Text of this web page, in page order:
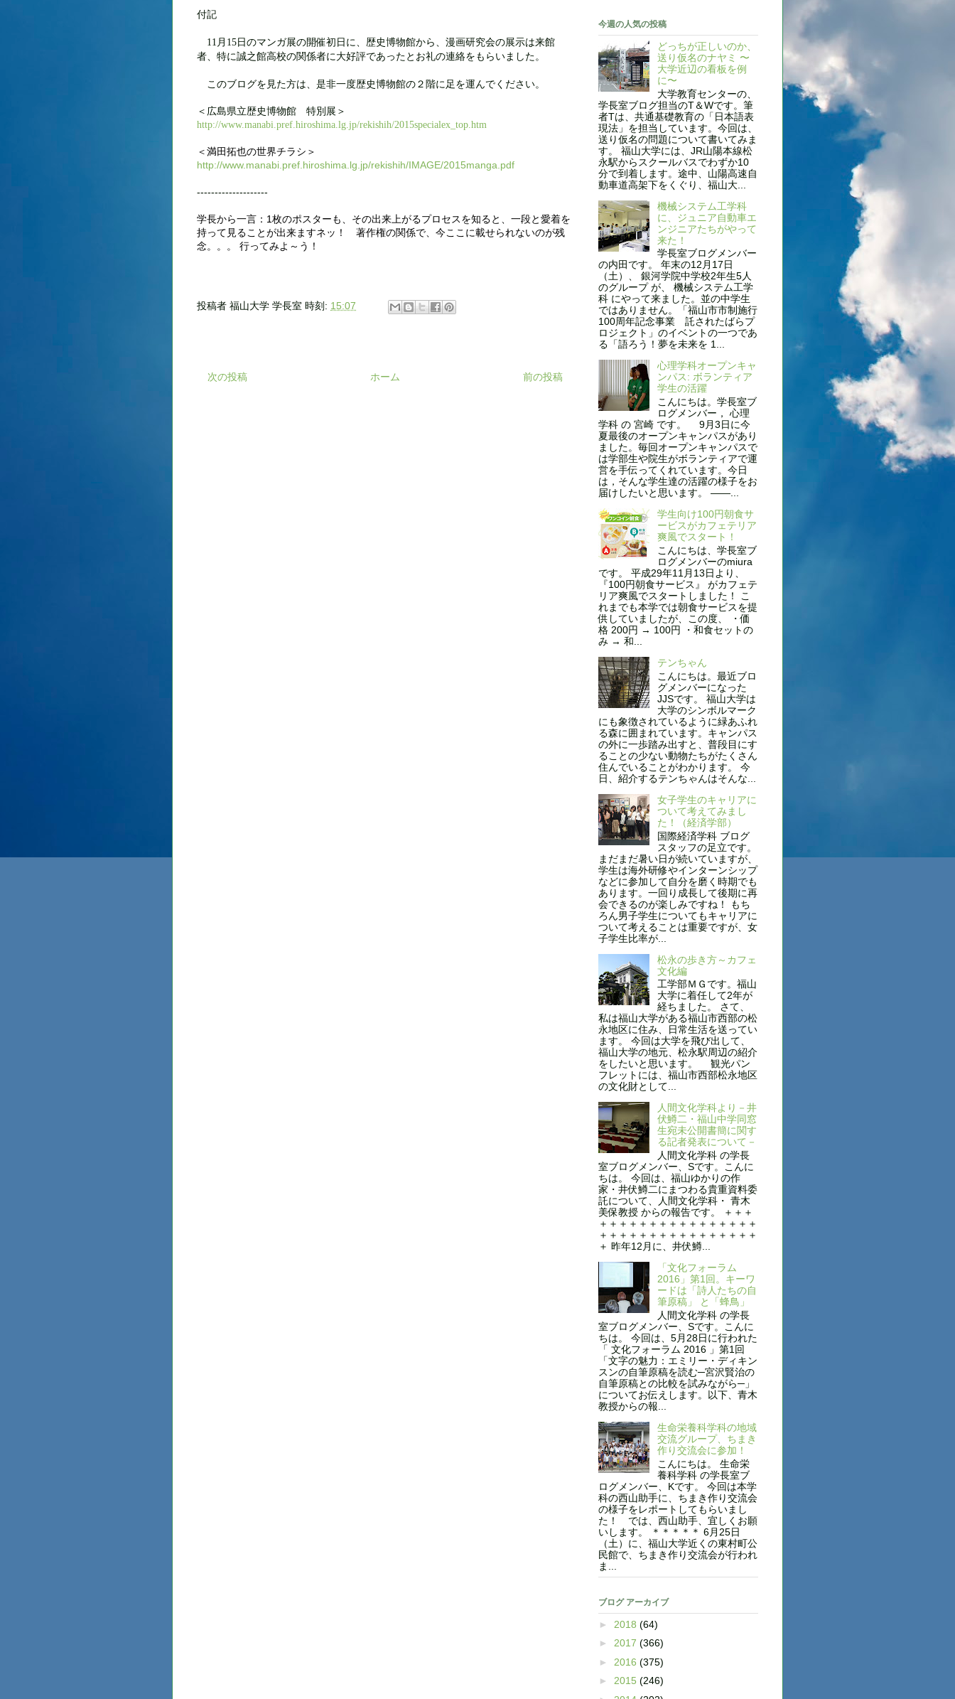
付記
11 月 15日のマンガ展の開催初日に、歴史博物館から、漫画研究会の展示は来館
者、特に誠之館高校の関係者に大好評であったとお礼の連絡をもらいました。
このブログを見た方は、是非一度歴史博物館の２階に足を運んでください。
＜広島県立歴史博物館 特別展＞
http://www.manabi.pref.hiroshima.lg.jp/rekishih/2015specialex_top.htm
＜満田拓也の世界チラシ＞
http://www.manabi.pref.hiroshima.lg.jp/rekishih/IMAGE/2015manga.pdf
--------------------
学長から一言：1枚のポスターも、その出来上がるプロセスを知ると、一段と愛着を
持って見ることが出来ますネッ！ 著作権の関係で、今ここに載せられないのが残
念。。。 行ってみよ～う！
投稿者 福山大学 学長室 時刻: 15:07
次の投稿 前の投稿
ホーム
今週の人気の投稿
どっちが正しいのか、
送り仮名のナヤミ 〜
大学近辺の看板を例
に〜
大学教育センターの、
学長室ブログ担当のT＆Wです。筆
者Tは、共通基礎教育の「日本語表
現法」を担当しています。今回は、
送り仮名の問題について書いてみま
す。 福山大学には、JR山陽本線松
永駅からスクールバスでわずか10
分で到着します。途中、山陽高速自
動車道高架下をくぐり、福山大...
機械システム工学科
に、ジュニア自動車エ
ンジニアたちがやって
来た！
学長室ブログメンバー
の内田です。 年末の12月17日
（土）、 銀河学院中学校2年生5人
のグループ が、 機械システム工学
科 にやって来ました。並の中学生
ではありません。「福山市市制施行
100周年記念事業 託されたばらプ
ロジェクト」のイベントの一つであ
る「語ろう！夢を未来を 1...
心理学科オープンキャ
ンパス: ボランティア
学生の活躍
こんにちは。学長室ブ
ログメンバー， 心理
学科 の 宮崎 です。 9月3日に今
夏最後のオープンキャンパスがあり
ました。毎回オープンキャンパスで
は学部生や院生がボランティアで運
営を手伝ってくれています。今日
は，そんな学生達の活躍の様子をお
届けしたいと思います。 ——...
学生向け100円朝食サ
ービスがカフェテリア
爽風でスタート！
こんにちは、学長室ブ
ログメンバーのmiura
です。 平成29年11月13日より、
『100円朝食サービス』 がカフェテ
リア爽風でスタートしました！ こ
れまでも本学では朝食サービスを提
供していましたが、この度、 ・価
格 200円 → 100円 ・和食セットの
み → 和...
テンちゃん
こんにちは。最近ブロ
グメンバーになった
JJSです。 福山大学は
大学のシンボルマーク
にも象徴されているように緑あふれ
る森に囲まれています。キャンパス
の外に一歩踏み出すと、普段目にす
ることの少ない動物たちがたくさん
住んでいることがわかります。 今
日、紹介するテンちゃんはそんな...
女子学生のキャリアに
ついて考えてみまし
た！（経済学部）
国際経済学科 ブログ
スタッフの足立です。
まだまだ暑い日が続いていますが、
学生は海外研修やインターンシップ
などに参加して自分を磨く時期でも
あります。一回り成長して後期に再
会できるのが楽しみですね！ もち
ろん男子学生についてもキャリアに
ついて考えることは重要ですが、女
子学生比率が...
松永の歩き方～カフェ
文化編
工学部ＭＧです。福山
大学に着任して2年が
経ちました。 さて、
私は福山大学がある福山市西部の松
永地区に住み、日常生活を送ってい
ます。 今回は大学を飛び出して、
福山大学の地元、松永駅周辺の紹介
をしたいと思います。 観光パン
フレットには、福山市西部松永地区
の文化財として...
人間文化学科より－井
伏鱒二・福山中学同窓
生宛未公開書簡に関す
る記者発表について－
人間文化学科 の学長
室ブログメンバー、Sです。こんに
ちは。 今回は、福山ゆかりの作
家・井伏鱒二にまつわる貴重資料委
託について、人間文化学科・ 青木
美保教授 からの報告です。 ＋＋＋
＋＋＋＋＋＋＋＋＋＋＋＋＋＋＋＋
＋＋＋＋＋＋＋＋＋＋＋＋＋＋＋＋
＋ 昨年12月に、井伏鱒...
「文化フォーラム
2016」第1回。キーワ
ードは「詩人たちの自
筆原稿」 と「蜂鳥」
人間文化学科 の学長
室ブログメンバー、Sです。こんに
ちは。 今回は、5月28日に行われた
「 文化フォーラム 2016 」第1回
「文字の魅力：エミリー・ディキン
スンの自筆原稿を読む─宮沢賢治の
自筆原稿との比較を試みながら─」
についてお伝えします。以下、青木
教授からの報...
生命栄養科学科の地域
交流グループ、ちまき
作り交流会に参加！
こんにちは。 生命栄
養科学科 の学長室ブ
ログメンバー、Kです。 今回は本学
科の西山助手に、ちまき作り交流会
の様子をレポートしてもらいまし
た！ では、西山助手、宜しくお願
いします。 ＊＊＊＊＊ 6月25日
（土）に、福山大学近くの東村町公
民館で、ちまき作り交流会が行われ
ま...
ブログ アーカイブ
► 2018 (64)
► 2017 (366)
► 2016 (375)
► 2015 (246)